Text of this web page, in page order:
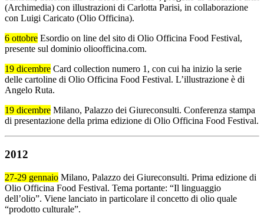
(Archimedia) con illustrazioni di Carlotta Parisi, in collaborazione
con Luigi Caricato (Olio Officina).
6 ottobre Esordio on line del sito di Olio Officina Food Festival,
presente sul dominio olioofficina.com.
19 dicembre Card collection numero 1, con cui ha inizio la serie
delle cartoline di Olio Officina Food Festival. L’illustrazione è di
Angelo Ruta.
19 dicembre Milano, Palazzo dei Giureconsulti. Conferenza stampa
di presentazione della prima edizione di Olio Officina Food Festival.
2012
27-29 gennaio Milano, Palazzo dei Giureconsulti. Prima edizione di
Olio Officina Food Festival. Tema portante: “Il linguaggio
dell’olio”. Viene lanciato in particolare il concetto di olio quale
“prodotto culturale”.